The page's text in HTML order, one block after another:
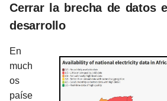
Cerrar la brecha de datos
desarrollo
En
much
os
paíse